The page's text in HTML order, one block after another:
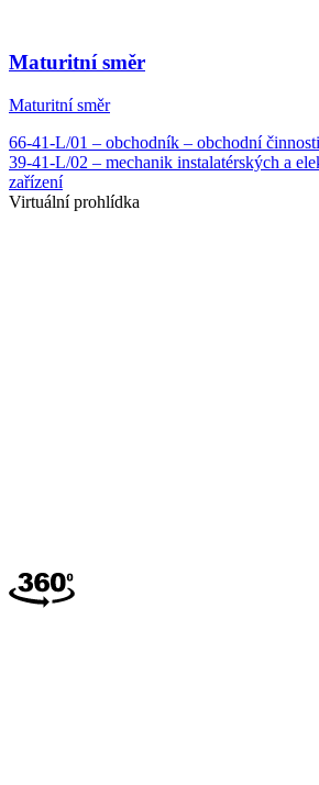
Maturitní směr
Maturitní směr
66-41-L/01 – obchodník – obchodní
39-41-L/02 – mechanik instalatérských a
zařízení
Virtuální prohlídka